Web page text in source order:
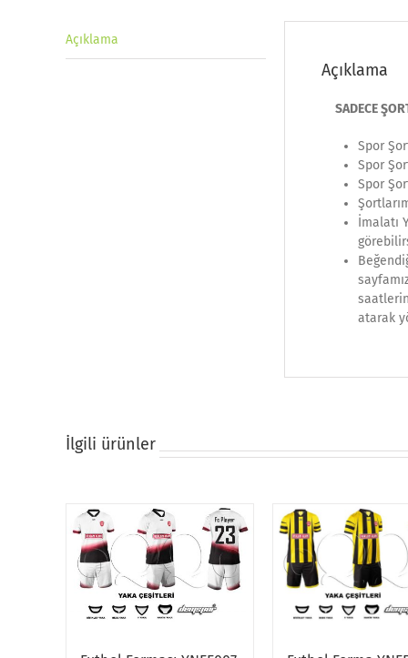
Açıklama
Açıklama
SADECE
Spor
Spor
Spor
İmalatı
atarak
İlgili ürünler